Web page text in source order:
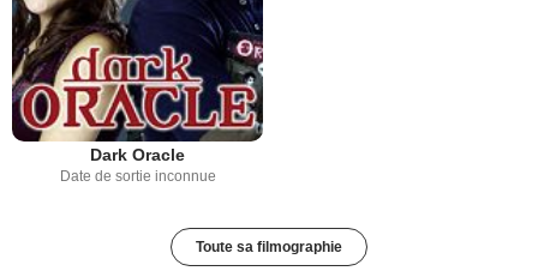
Dark Oracle
Date de sortie inconnue
Toute sa filmographie